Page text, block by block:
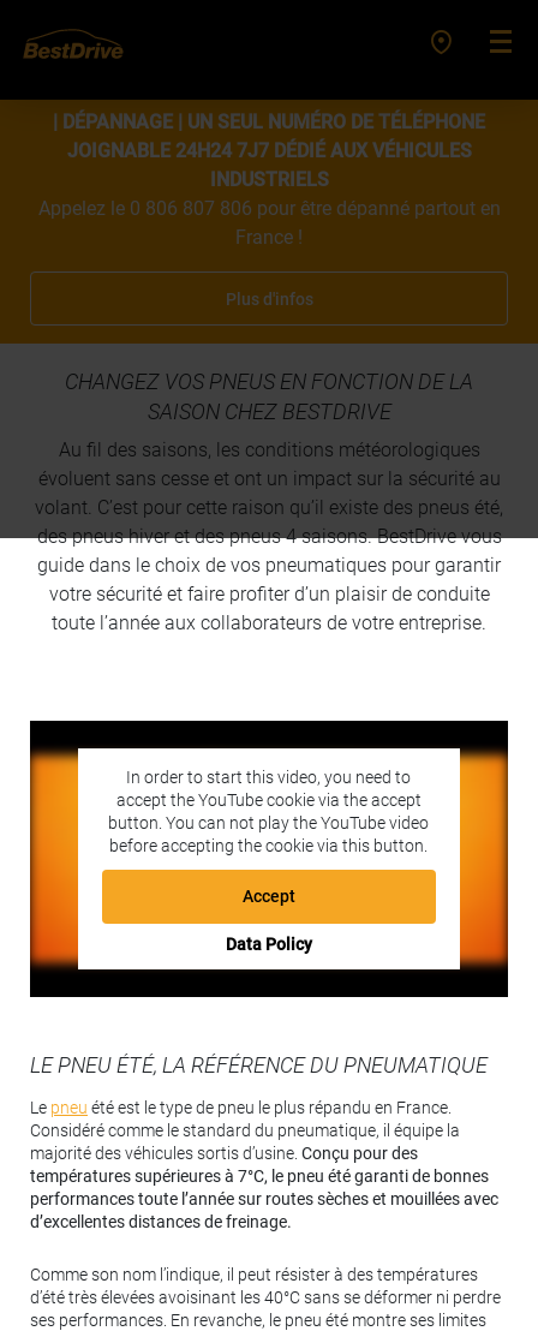
| DÉPANNAGE | UN SEUL NUMÉRO DE TÉLÉPHONE
JOIGNABLE 24H24 7J7 DÉDIÉ AUX VÉHICULES
INDUSTRIELS
Appelez le 0 806 807 806 pour être dépanné partout en
France !
Plus d'infos
CHANGEZ VOS PNEUS EN FONCTION DE LA
SAISON CHEZ BESTDRIVE
Au fil des saisons, les conditions météorologiques
évoluent sans cesse et ont un impact sur la sécurité au
volant. C’est pour cette raison qu’il existe des pneus été,
des pneus hiver et des pneus 4 saisons. BestDrive vous
guide dans le choix de vos pneumatiques pour garantir
votre sécurité et faire profiter d’un plaisir de conduite
toute l’année aux collaborateurs de votre entreprise.
In order to start this video, you need to
accept the YouTube cookie via the accept
button. You can not play the YouTube video
before accepting the cookie via this button.
Accept
Data Policy
LE PNEU ÉTÉ, LA RÉFÉRENCE DU PNEUMATIQUE
Le pneu été est le type de pneu le plus répandu en France.
Considéré comme le standard du pneumatique, il équipe la
majorité des véhicules sortis d’usine. Conçu pour des
températures supérieures à 7°C, le pneu été garanti de bonnes
performances toute l’année sur routes sèches et mouillées avec
d’excellentes distances de freinage.
Comme son nom l’indique, il peut résister à des températures
d’été très élevées avoisinant les 40°C sans se déformer ni perdre
ses performances. En revanche, le pneu été montre ses limites